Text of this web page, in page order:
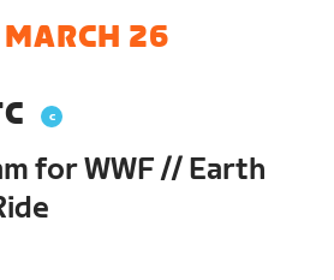
26
for WWF // Earth